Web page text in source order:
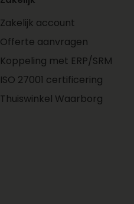
Zakelijk account
Offerte aanvragen
Koppeling met ERP/SRM
ISO 27001 certificering
Thuiswinkel Waarborg